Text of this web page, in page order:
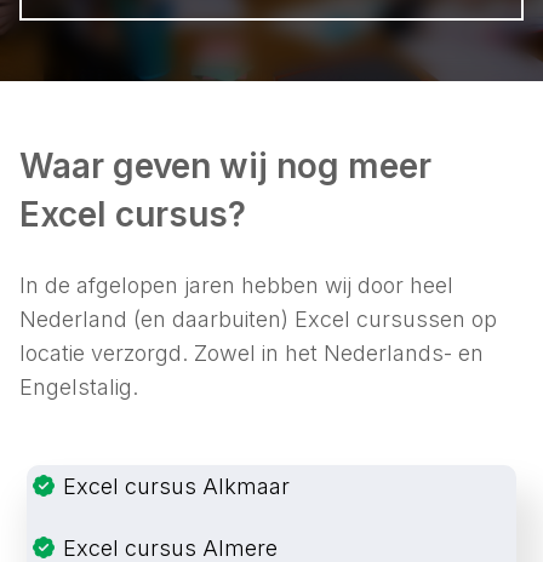
Waar geven wij nog meer
Excel cursus?
In de afgelopen jaren hebben wij door heel
Nederland (en daarbuiten) Excel cursussen op
locatie verzorgd. Zowel in het Nederlands- en
Engelstalig.
Excel cursus Alkmaar
Excel cursus Almere